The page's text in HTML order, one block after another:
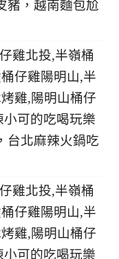
豬，越南麵包尬
台北麻辣火鍋吃